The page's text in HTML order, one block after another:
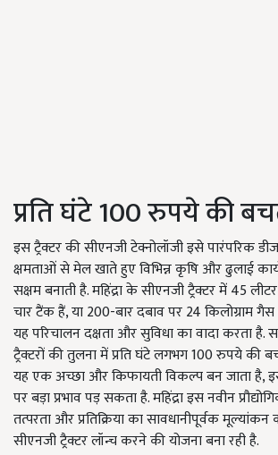
प्रति घंटे 100 रुपये की
इस ट्रैक्टर की सीएनजी टेक्नोलॉजी इसे पारंपरिक
क्षमताओं से मेल खाते हुए विभिन्न कृषि और ढुलाई
सक्षम बनाती है. महिंद्रा के सीएनजी ट्रैक्टर में 45
चार टैंक हैं, या 200-बार दबाव पर 24 किलोग्राम
यह परिचालन दक्षता और सुविधा का वादा करता है.
ट्रैक्टरों की तुलना में प्रति घंटे लगभग 100 रुपये की
यह एक अच्छा और किफायती विकल्प बन जाता है,
पर बड़ा प्रभाव पड़ सकता है. महिंद्रा इस नवीन
तत्परता और प्रतिक्रिया का सावधानीपूर्वक
सीएनजी ट्रैक्टर लॉन्च करने की योजना बना रही है.